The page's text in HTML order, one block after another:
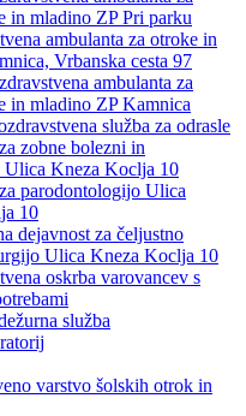
in mladino ZP Pri parku
ambulanta za otroke in
Vrbanska cesta 97
ambulanta za
in mladino ZP Kamnica
služba za odrasle
zobne bolezni in
Ulica Kneza Koclja 10
parodontologijo Ulica
10
dejavnost za čeljustno
Ulica Kneza Koclja 10
oskrba varovancev s
služba
varstvo šolskih otrok in